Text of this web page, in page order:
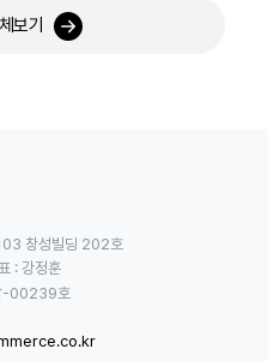
보기
창성빌딩 202호
: 강정훈
-00239호